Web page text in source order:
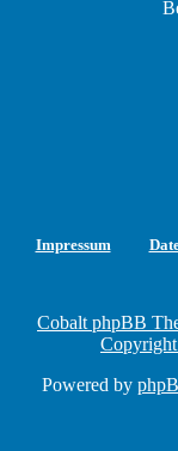
Impressum
Cobalt phpBB
Powered by